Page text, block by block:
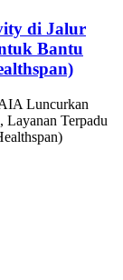
di Jalur
Bantu
Luncurkan
Terpadu